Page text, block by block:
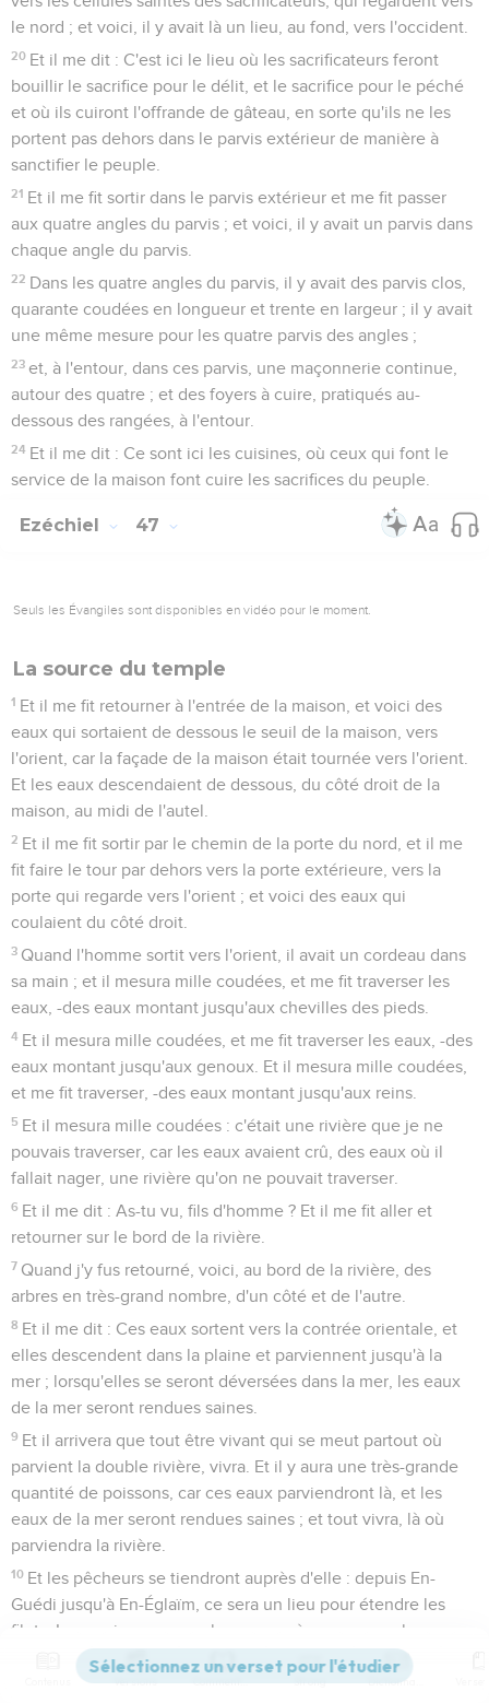
le nord ; et voici, il y avait là un lieu, au fond, vers l'occident.
20 Et il me dit : C'est ici le lieu où les sacrificateurs feront
bouillir le sacrifice pour le délit, et le sacrifice pour le péché
et où ils cuiront l'offrande de gâteau, en sorte qu'ils ne les
portent pas dehors dans le parvis extérieur de manière à
sanctifier le peuple.
21 Et il me fit sortir dans le parvis extérieur et me fit passer
aux quatre angles du parvis ; et voici, il y avait un parvis dans
chaque angle du parvis.
22 Dans les quatre angles du parvis, il y avait des parvis clos,
quarante coudées en longueur et trente en largeur ; il y avait
une même mesure pour les quatre parvis des angles ;
23 et, à l'entour, dans ces parvis, une maçonnerie continue,
autour des quatre ; et des foyers à cuire, pratiqués au-
dessous des rangées, à l'entour.
24 Et il me dit : Ce sont ici les cuisines, où ceux qui font le
service de la maison font cuire les sacrifices du peuple.
Ezéchiel 47
Seuls les Évangiles sont disponibles en vidéo pour le moment.
La source du temple
1 Et il me fit retourner à l'entrée de la maison, et voici des
eaux qui sortaient de dessous le seuil de la maison, vers
l'orient, car la façade de la maison était tournée vers l'orient.
Et les eaux descendaient de dessous, du côté droit de la
maison, au midi de l'autel.
2 Et il me fit sortir par le chemin de la porte du nord, et il me
fit faire le tour par dehors vers la porte extérieure, vers la
porte qui regarde vers l'orient ; et voici des eaux qui
coulaient du côté droit.
3 Quand l'homme sortit vers l'orient, il avait un cordeau dans
sa main ; et il mesura mille coudées, et me fit traverser les
eaux, -des eaux montant jusqu'aux chevilles des pieds.
4 Et il mesura mille coudées, et me fit traverser les eaux, -des
eaux montant jusqu'aux genoux. Et il mesura mille coudées,
et me fit traverser, -des eaux montant jusqu'aux reins.
5 Et il mesura mille coudées : c'était une rivière que je ne
pouvais traverser, car les eaux avaient crû, des eaux où il
fallait nager, une rivière qu'on ne pouvait traverser.
6 Et il me dit : As-tu vu, fils d'homme ? Et il me fit aller et
retourner sur le bord de la rivière.
7 Quand j'y fus retourné, voici, au bord de la rivière, des
arbres en très-grand nombre, d'un côté et de l'autre.
8 Et il me dit : Ces eaux sortent vers la contrée orientale, et
elles descendent dans la plaine et parviennent jusqu'à la
mer ; lorsqu'elles se seront déversées dans la mer, les eaux
de la mer seront rendues saines.
9 Et il arrivera que tout être vivant qui se meut partout où
parvient la double rivière, vivra. Et il y aura une très-grande
quantité de poissons, car ces eaux parviendront là, et les
eaux de la mer seront rendues saines ; et tout vivra, là où
parviendra la rivière.
10 Et les pêcheurs se tiendront auprès d'elle : depuis En-
Guédi jusqu'à En-Églaïm, ce sera un lieu pour étendre les
filets. Leur poisson sera selon ses espèces, comme le
poisson de la grande mer, en très grand nombre.
Ses marais et ses étangs ne seront pas assainis, ils seront
Versions Commentaires Strong